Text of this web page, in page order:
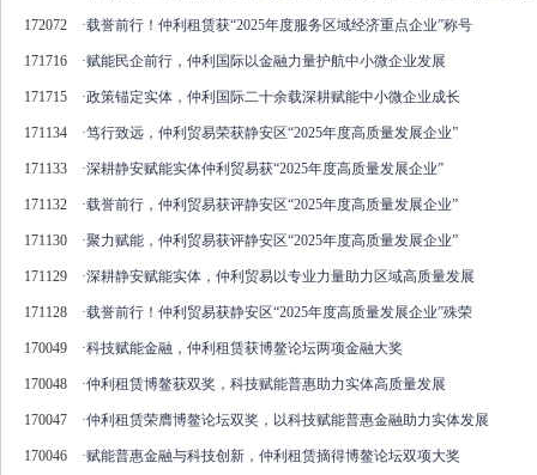
172072 ·载誉前行！仲利租赁获“2025年度服务区域经济重点企业”称号
171716 ·赋能民企前行，仲利国际以金融力量护航中小微企业发展
171715 ·政策锚定实体，仲利国际二十余载深耕赋能中小微企业成长
171134 ·笃行致远，仲利贸易荣获静安区“2025年度高质量发展企业”
171133 ·深耕静安赋能实体仲利贸易获“2025年度高质量发展企业”
171132 ·载誉前行，仲利贸易获评静安区“2025年度高质量发展企业”
171130 ·聚力赋能，仲利贸易获评静安区“2025年度高质量发展企业”
171129 ·深耕静安赋能实体，仲利贸易以专业力量助力区域高质量发展
171128 ·载誉前行！仲利贸易获静安区“2025年度高质量发展企业”殊荣
170049 ·科技赋能金融，仲利租赁获博鳌论坛两项金融大奖
170048 ·仲利租赁博鳌获双奖，科技赋能普惠助力实体高质量发展
170047 ·仲利租赁荣膺博鳌论坛双奖，以科技赋能普惠金融助力实体发展
170046 ·赋能普惠金融与科技创新，仲利租赁摘得博鳌论坛双项大奖